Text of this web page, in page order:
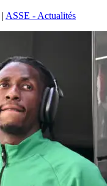
| ASSE - Actualités